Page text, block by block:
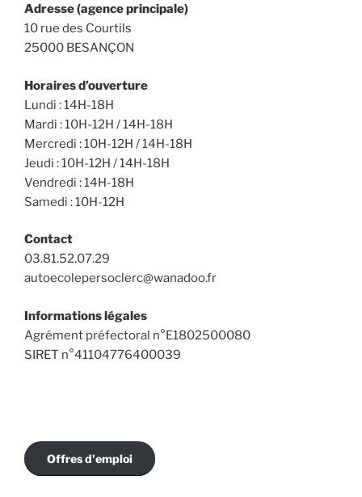
Adresse (agence principale)
10 rue des Courtils
25000 BESANÇON
Horaires d’ouverture
Lundi : 14H-18H
Mardi : 10H-12H / 14H-18H
Mercredi : 10H-12H / 14H-18H
Jeudi : 10H-12H / 14H-18H
Vendredi : 14H-18H
Samedi : 10H-12H
Contact
03.81.52.07.29
autoecolepersoclerc@wanadoo.fr
Informations légales
Agrément préfectoral n°E1802500080
SIRET n°41104776400039
Offres d'emploi